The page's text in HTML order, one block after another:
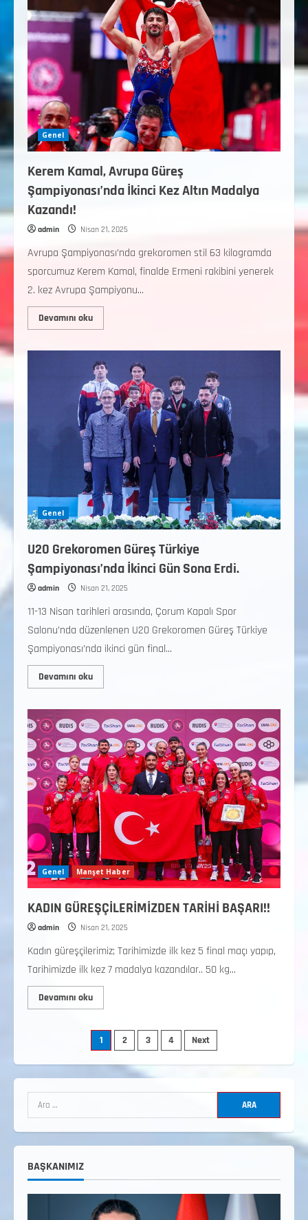
Genel
Kerem Kamal, Avrupa Güreş
Şampiyonası’nda İkinci Kez Altın Madalya
Kazandı!
admin Nisan 21, 2025
Avrupa Şampiyonası’nda grekoromen stil 63 kilogramda
sporcumuz Kerem Kamal, finalde Ermeni rakibini yenerek
2. kez Avrupa Şampiyonu...
Devamını oku
Genel
U20 Grekoromen Güreş Türkiye
Şampiyonası’nda İkinci Gün Sona Erdi.
admin Nisan 21, 2025
11-13 Nisan tarihleri arasında, Çorum Kapalı Spor
Salonu’nda düzenlenen U20 Grekoromen Güreş Türkiye
Şampiyonası’nda ikinci gün final...
Devamını oku
Genel Manşet Haber
KADIN GÜREŞÇİLERİMİZDEN TARİHİ BAŞARI!!
admin Nisan 21, 2025
Kadın güreşçilerimiz; Tarihimizde ilk kez 5 final maçı yapıp,
Tarihimizde ilk kez 7 madalya kazandılar.. 50 kg...
Devamını oku
1 2 3 4 Next
BAŞKANIMIZ
2. Kademe Antrenörlük Kursu Hakkında
Temmuz 6, 2026
3. KADEME GÜREŞ ANTRENÖRLÜĞÜ
HAKKINDA
2. Kademe Güreş Antrenör Uygulama
Haziran 29, 2026